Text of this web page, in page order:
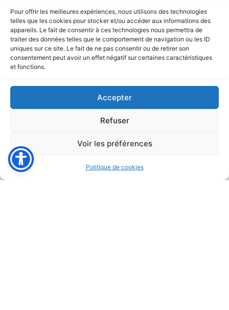
Pour offrir les meilleures expériences, nous utilisons des technologies
telles que les cookies pour stocker et/ou accéder aux informations des
appareils. Le fait de consentir à ces technologies nous permettra de
traiter des données telles que le comportement de navigation ou les ID
uniques sur ce site. Le fait de ne pas consentir ou de retirer son
consentement peut avoir un effet négatif sur certaines caractéristiques
et fonctions.
Accepter
Refuser
Voir les préférences
Politique de cookies
– Continuer pour passer sous le pont
– Suivre la route cannière jusqu’à la base
En profiter